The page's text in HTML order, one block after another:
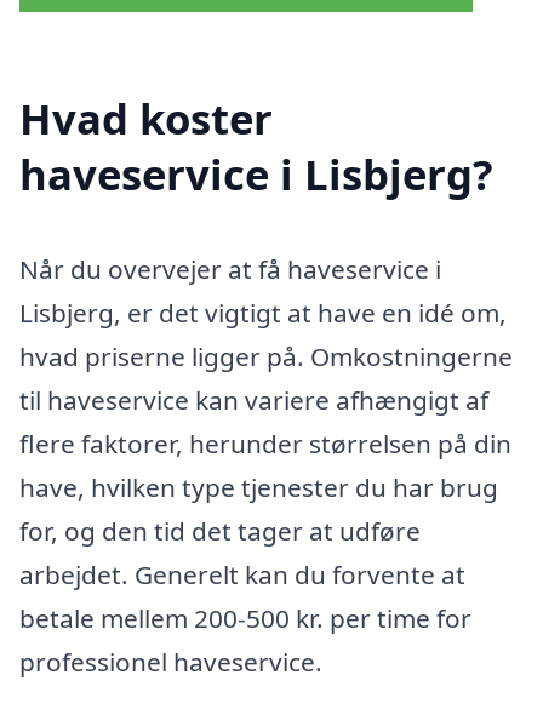
Hvad koster
haveservice i Lisbjerg?
Når du overvejer at få haveservice i
Lisbjerg, er det vigtigt at have en idé om,
hvad priserne ligger på. Omkostningerne
til haveservice kan variere afhængigt af
flere faktorer, herunder størrelsen på din
have, hvilken type tjenester du har brug
for, og den tid det tager at udføre
arbejdet. Generelt kan du forvente at
betale mellem 200-500 kr. per time for
professionel haveservice.